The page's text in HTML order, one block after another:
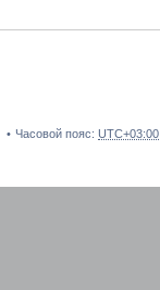
Часовой пояс: UTC+03:00